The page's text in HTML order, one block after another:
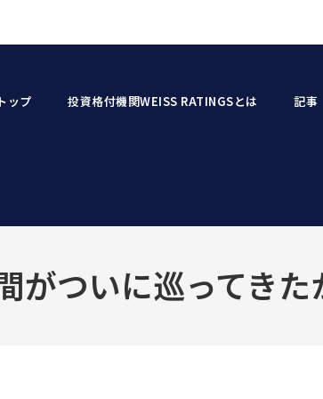
ップ 投資格付機関WEISS RATINGSとは 記事
がついに巡ってき